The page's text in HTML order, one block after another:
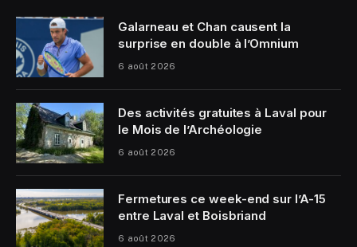
Galarneau et Chan causent la
surprise en double à l’Omnium
6 août 2026
Des activités gratuites à Laval pour
le Mois de l’Archéologie
6 août 2026
Fermetures ce week-end sur l’A-15
entre Laval et Boisbriand
6 août 2026